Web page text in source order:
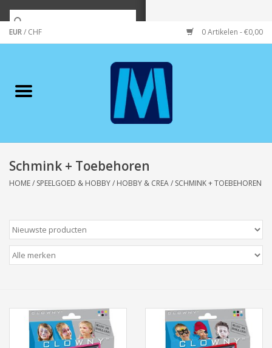
EUR/ CHF 0 Artikelen - €0,00
Merken
Wonen/koken/huishouden
Wenskaarten
Zeeuws/Streek
Boeken
Schmink + Toebehoren
HOME/ SPEELGOED & HOBBY/ HOBBY & CREA/ SCHMINK + TOEBEHOREN